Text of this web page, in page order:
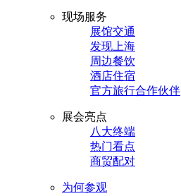
现场服务
展馆交通
发现上海
周边餐饮
酒店住宿
官方旅行合作伙伴
展会亮点
八大终端
热门看点
商贸配对
为何参观